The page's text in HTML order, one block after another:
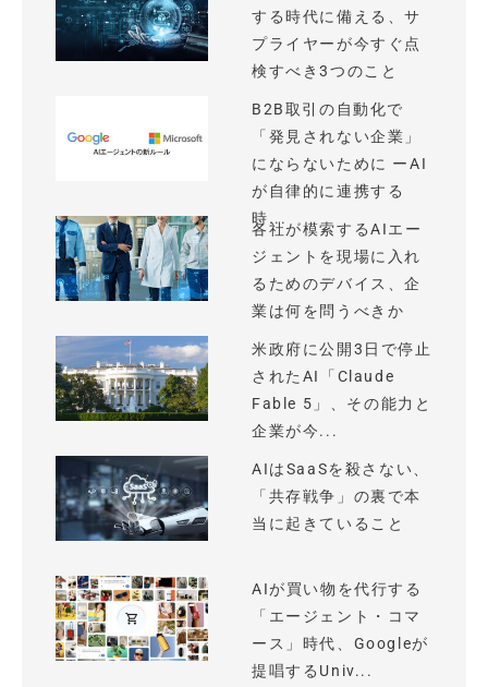
する時代に備える、サ
プライヤーが今すぐ点
検すべき3つのこと
B2B取引の自動化で
「発見されない企業」
にならないために ーAI
が自律的に連携する
時...
各社が模索するAIエー
ジェントを現場に入れ
るためのデバイス、企
業は何を問うべきか
米政府に公開3日で停止
されたAI「Claude
Fable 5」、その能力と
企業が今...
AIはSaaSを殺さない、
「共存戦争」の裏で本
当に起きていること
AIが買い物を代行する
「エージェント・コマ
ース」時代、Googleが
提唱するUniv...